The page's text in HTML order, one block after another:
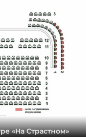
«На Страстном»